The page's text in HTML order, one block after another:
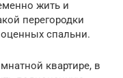
жить и
перегородки
спальни.
квартире, в